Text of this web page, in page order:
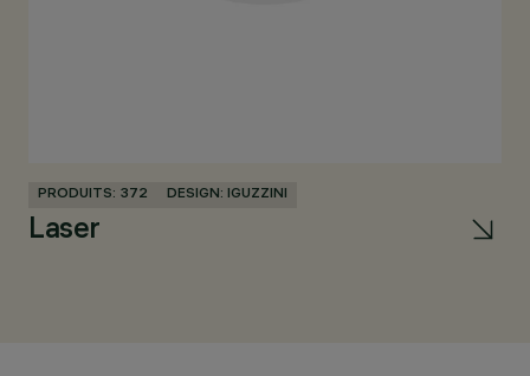
PRODUITS: 372 DESIGN: IGUZZINI
Laser